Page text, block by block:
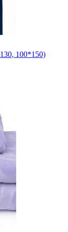
100*150)